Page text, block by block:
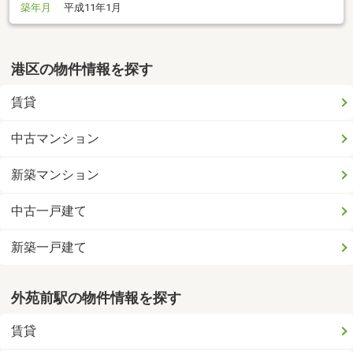
築年月
平成11年1月
港区の物件情報を探す
賃貸
中古マンション
新築マンション
中古一戸建て
新築一戸建て
外苑前駅の物件情報を探す
賃貸